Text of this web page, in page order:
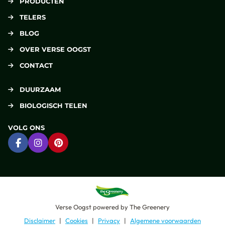
TELERS
BLOG
OVER VERSE OOGST
CONTACT
DUURZAAM
BIOLOGISCH TELEN
VOLG ONS
Ga naar Facebook
Ga naar Instagram
Ga naar Pinterest
Verse Oogstpowered byThe Greenery
Disclaimer
Cookies Privacy Algemene voorwaarden